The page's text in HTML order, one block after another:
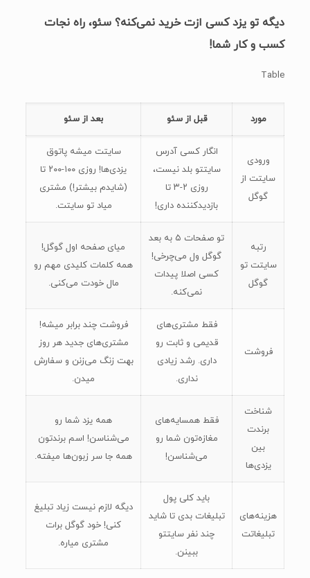
دیگه تو یزد کسی ازت خرید نمی‌کنه؟ سئو، راه نجات
کسب و کار شما!
Table
مورد قبل از سئو بعد از سئو
ورودی
سایتت از
گوگل
انگار کسی آدرس
سایتتو بلد نیست،
روزی ۲-۳ تا
بازدیدکننده داری!
سایتت میشه پاتوق
یزدی‌ها! روزی ۱۰۰-۲۰۰ تا
(شایدم بیشتر!) مشتری
میاد تو سایتت.
رتبه
سایتت تو
گوگل
تو صفحات ۵ به بعد
گوگل ول می‌چرخی!
کسی اصلا پیدات
نمی‌کنه.
میای صفحه اول گوگل!
همه کلمات کلیدی مهم رو
مال خودت می‌کنی.
فروشت
فقط مشتری‌های
قدیمی و ثابت رو
داری. رشد زیادی
نداری.
فروشت چند برابر میشه!
مشتری‌های جدید هر روز
بهت زنگ می‌زنن و سفارش
میدن.
شناخت
برندت
بین
یزدی‌ها
فقط همسایه‌های
مغازه‌تون شما رو
می‌شناسن!
همه یزد شما رو
می‌شناسن! اسم برندتون
همه جا سر زبون‌ها میفته.
هزینه‌های
تبلیغاتت
باید کلی پول
تبلیغات بدی تا شاید
چند نفر سایتتو
ببینن.
دیگه لازم نیست زیاد تبلیغ
کنی! خود گوگل برات
مشتری میاره.